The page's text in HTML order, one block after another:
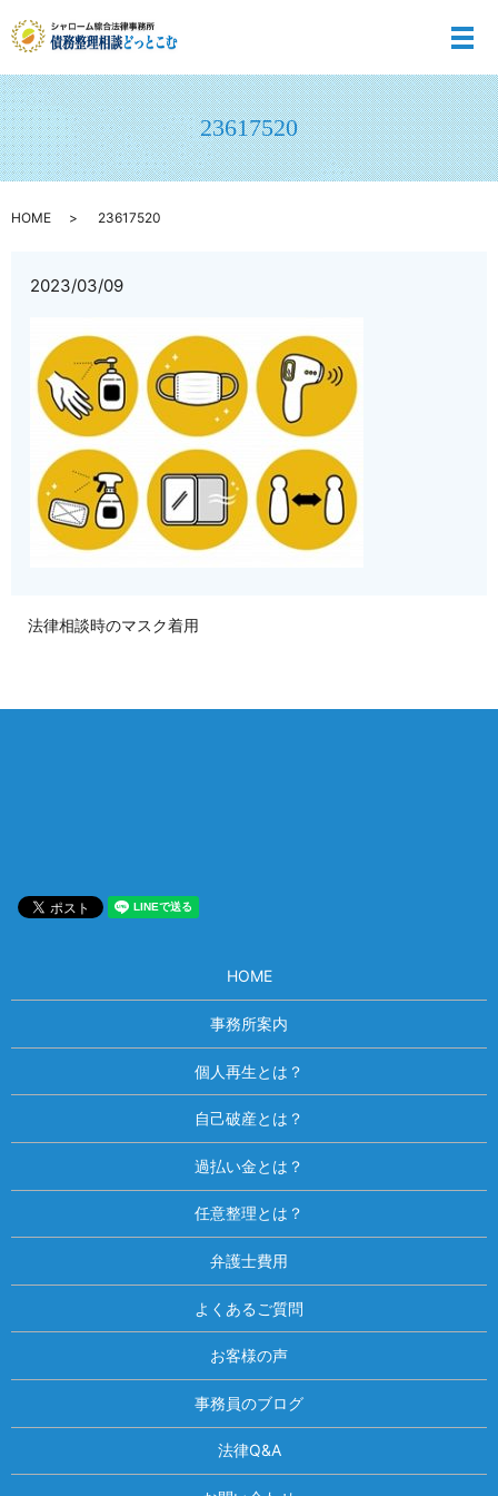
メ
23617520
HOME 23617520
2023/03/09
法律相談時のマスク着用
HOME
事務所案内
個人再生とは？
自己破産とは？
過払い金とは？
任意整理とは？
弁護士費用
よくあるご質問
お客様の声
事務員のブログ
法律Q&A